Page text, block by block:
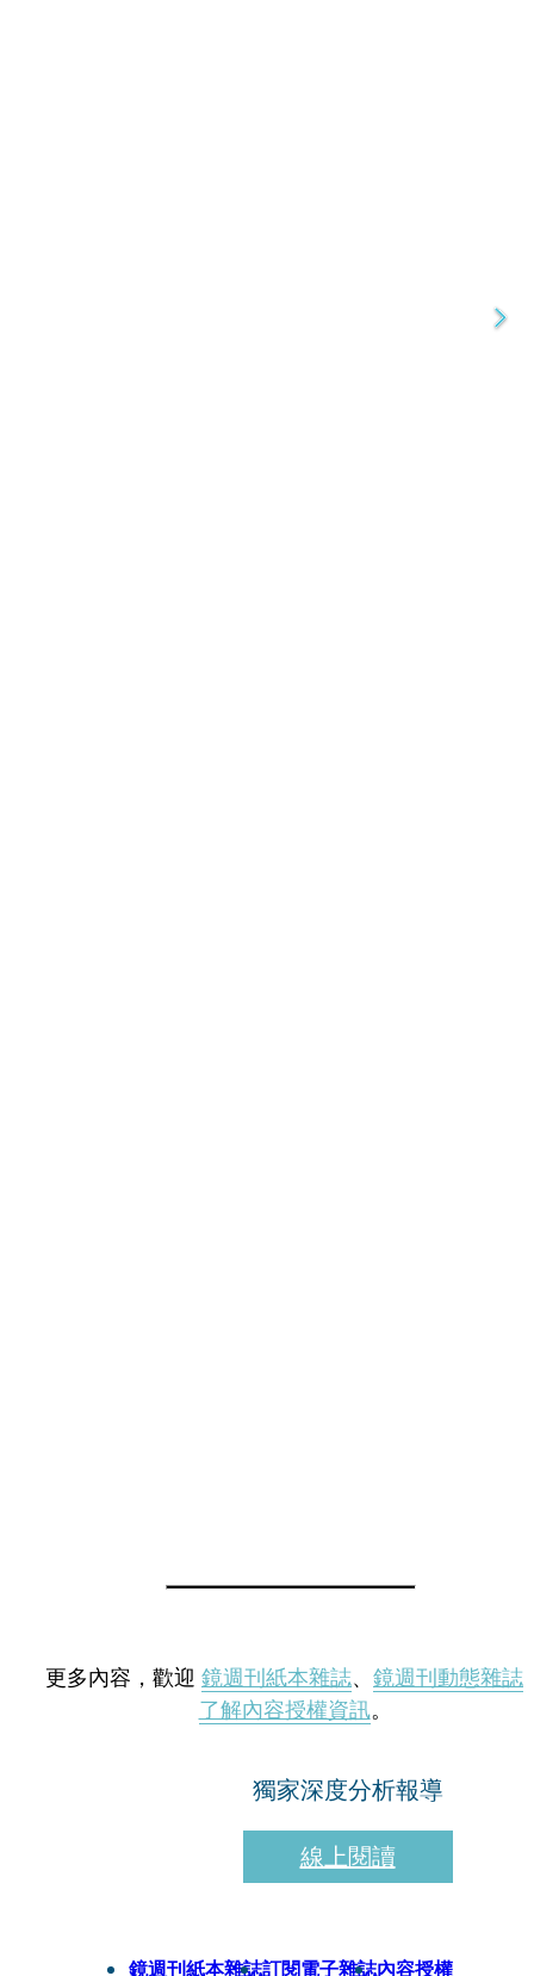
更多內容，歡迎 鏡週刊紙本雜誌、 鏡週刊動態雜誌
了解內容授權資訊。
獨家深度分析報導
線上閱讀
鏡週刊紙本雜誌訂閱電子雜誌內容授權